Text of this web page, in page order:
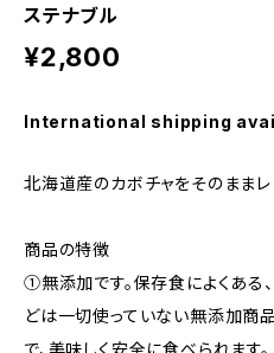
ステナブル
¥2,800
International shipping
北海道産のカボチャをそのままレ
商品の特徴
①無添加です。保存食によくある
どは一切使っていない無添加商
で、美味しく安全に食べられます。